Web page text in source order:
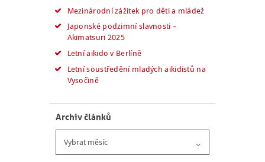
Mezinárodní zážitek pro děti a mládež
Japonské podzimní slavnosti –
Akimatsuri 2025
Letní aikido v Berlíně
Letní soustředění mladých aikidistů na
Vysočině
Archiv článků
článků